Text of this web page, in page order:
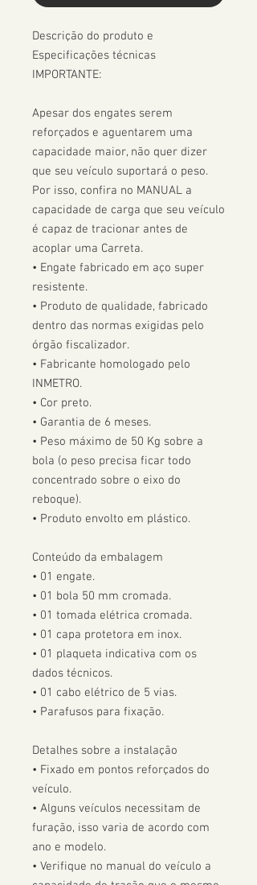
Descrição do produto e
Especificações técnicas
IMPORTANTE:
Apesar dos engates serem
reforçados e aguentarem uma
capacidade maior, não quer dizer
que seu veículo suportará o peso.
Por isso, confira no MANUAL a
capacidade de carga que seu veículo
é capaz de tracionar antes de
acoplar uma Carreta.
• Engate fabricado em aço super
resistente.
• Produto de qualidade, fabricado
dentro das normas exigidas pelo
órgão fiscalizador.
• Fabricante homologado pelo
INMETRO.
• Cor preto.
• Garantia de 6 meses.
• Peso máximo de 50 Kg sobre a
bola (o peso precisa ficar todo
concentrado sobre o eixo do
reboque).
• Produto envolto em plástico.
Conteúdo da embalagem
• 01 engate.
• 01 bola 50 mm cromada.
• 01 tomada elétrica cromada.
• 01 capa protetora em inox.
• 01 plaqueta indicativa com os
dados técnicos.
• 01 cabo elétrico de 5 vias.
• Parafusos para fixação.
Detalhes sobre a instalação
• Fixado em pontos reforçados do
veículo.
• Alguns veículos necessitam de
furação, isso varia de acordo com
ano e modelo.
• Verifique no manual do veículo a